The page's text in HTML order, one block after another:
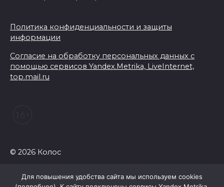
05 августа 2026 17:20
Донская инициатива:
получать лечебное питание
для инвалидов станет проще
Политика конфиденциальности и защиты
информации
Согласие на обработку персональных данных с
помощью сервисов Yandex.Metrika, LiveInternet,
top.mail.ru
© 2026 Колос
Для повышения удобства сайта мы используем cookies